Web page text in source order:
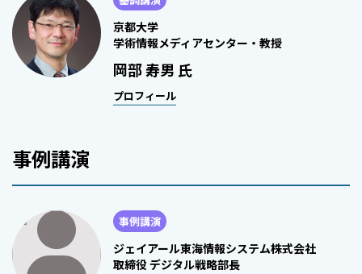
京都大学
学術情報メディアセンター・教授
岡部 寿男 氏
プロフィール
事例講演
事例講演
ジェイアール東海情報システム株式会社
取締役 デジタル戦略部長